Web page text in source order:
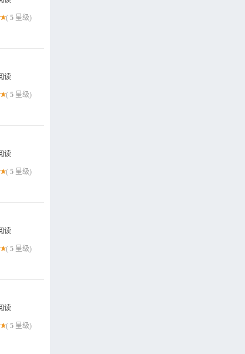
( 5 星级)
读
( 5 星级)
读
( 5 星级)
读
( 5 星级)
读
( 5 星级)